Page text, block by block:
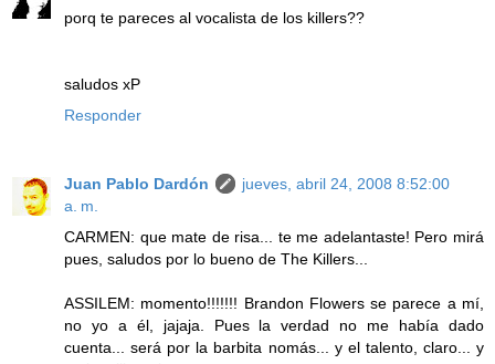
porq te pareces al vocalista de los killers??
saludos xP
Responder
Juan Pablo Dardón
jueves, abril 24, 2008 8:52:00
a. m.
CARMEN: que mate de risa... te me adelantaste! Pero mirá
pues, saludos por lo bueno de The Killers...
ASSILEM: momento!!!!!!! Brandon Flowers se parece a mí,
no yo a él, jajaja. Pues la verdad no me había dado
cuenta... será por la barbita nomás... y el talento, claro... y